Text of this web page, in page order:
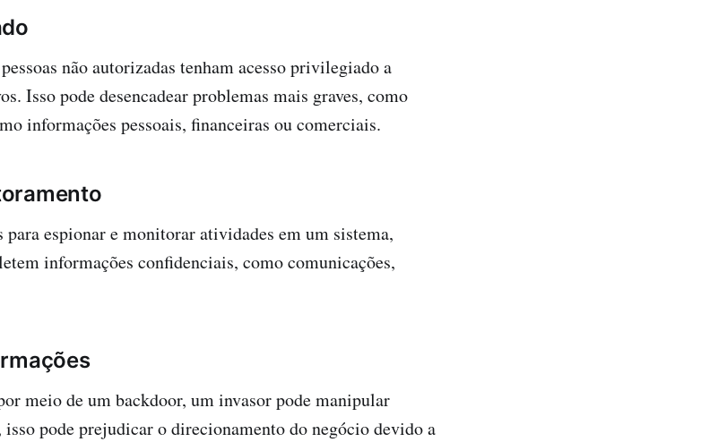
não autorizadas tenham acesso privilegiado a
Isso pode desencadear problemas mais graves, como
informações pessoais, financeiras ou comerciais.
para espionar e monitorar atividades em um sistema,
informações confidenciais, como comunicações,
meio de um backdoor, um invasor pode manipular
pode prejudicar o direcionamento do negócio devido a